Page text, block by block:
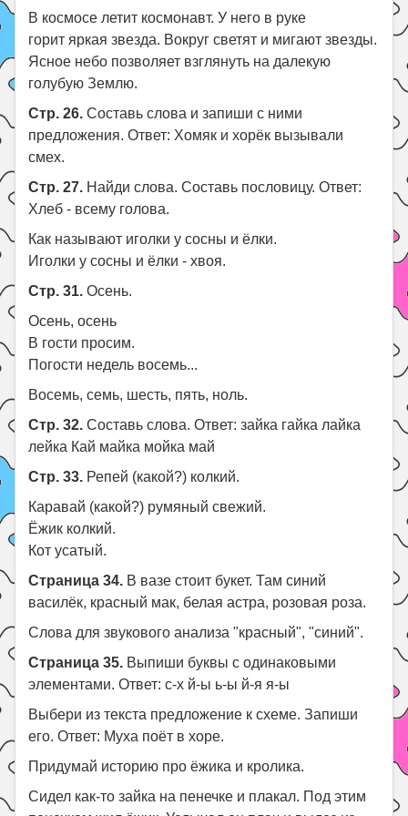
В космосе летит космонавт. У него в руке
горит яркая звезда. Вокруг светят и мигают звезды.
Ясное небо позволяет взглянуть на далекую
голубую Землю.
Стр. 26. Составь слова и запиши с ними
предложения. Ответ: Хомяк и хорёк вызывали
смех.
Стр. 27. Найди слова. Составь пословицу. Ответ:
Хлеб - всему голова.
Как называют иголки у сосны и ёлки.
Иголки у сосны и ёлки - хвоя.
Стр. 31. Осень.
Осень, осень
В гости просим.
Погости недель восемь...
Восемь, семь, шесть, пять, ноль.
Стр. 32. Составь слова. Ответ: зайка гайка лайка
лейка Кай майка мойка май
Стр. 33. Репей (какой?) колкий.
Каравай (какой?) румяный свежий.
Ёжик колкий.
Кот усатый.
Страница 34. В вазе стоит букет. Там синий
василёк, красный мак, белая астра, розовая роза.
Слова для звукового анализа "красный", "синий".
Страница 35. Выпиши буквы с одинаковыми
элементами. Ответ: с-х й-ы ь-ы й-я я-ы
Выбери из текста предложение к схеме. Запиши
его. Ответ: Муха поёт в хоре.
Придумай историю про ёжика и кролика.
Сидел как-то зайка на пенечке и плакал. Под этим